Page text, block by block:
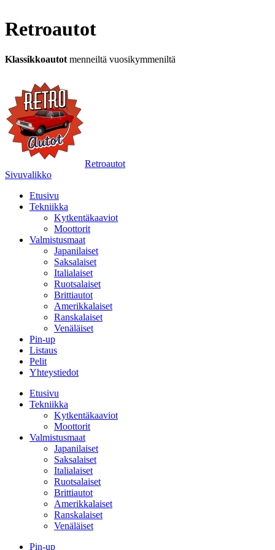
Retroautot
Klassikkoautot menneiltä vuosikymmeniltä
Retroautot
Sivuvalikko
Etusivu
Tekniikka
Kytkentäkaaviot
Moottorit
Valmistusmaat
Japanilaiset
Saksalaiset
Italialaiset
Ruotsalaiset
Brittiautot
Amerikkalaiset
Ranskalaiset
Venäläiset
Pin-up
Listaus
Pelit
Yhteystiedot
Etusivu
Tekniikka
Kytkentäkaaviot
Moottorit
Valmistusmaat
Japanilaiset
Saksalaiset
Italialaiset
Ruotsalaiset
Brittiautot
Amerikkalaiset
Ranskalaiset
Venäläiset
Pin-up